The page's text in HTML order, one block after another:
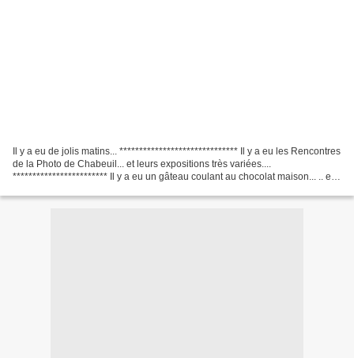
Il y a eu de jolis matins... ****************************** Il y a eu les Rencontres
de la Photo de Chabeuil... et leurs expositions très variées....
************************ Il y a eu un gâteau coulant au chocolat maison... .. et